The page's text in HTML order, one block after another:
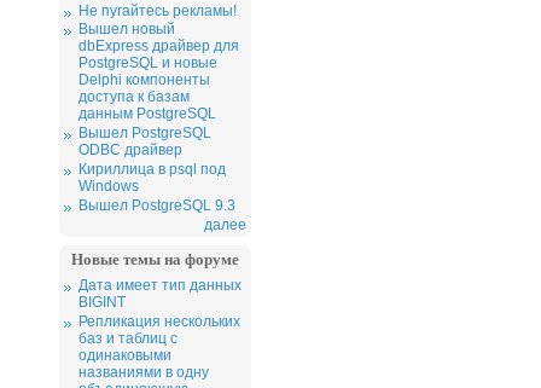
Не пугайтесь рекламы!
Вышел новый
dbExpress драйвер для
PostgreSQL и новые
Delphi компоненты
доступа к базам
данным PostgreSQL
Вышел PostgreSQL
ODBC драйвер
Кириллица в psql под
Windows
Вышел PostgreSQL 9.3
далее
Новые темы на форуме
Дата имеет тип данных
BIGINT
Репликация нескольких
баз и таблиц с
одинаковыми
названиями в одну